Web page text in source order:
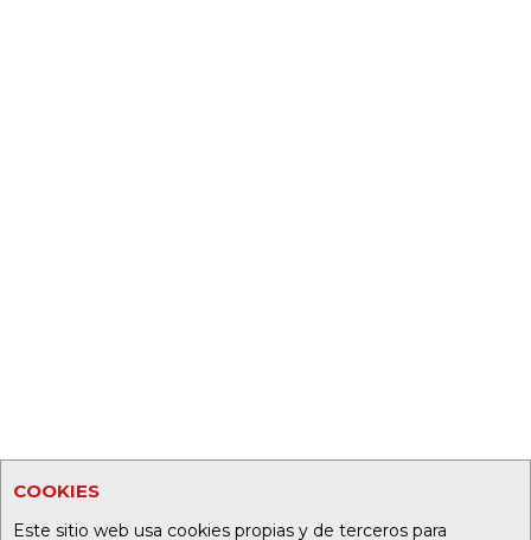
COOKIES
Este sitio web usa cookies propias y de terceros para